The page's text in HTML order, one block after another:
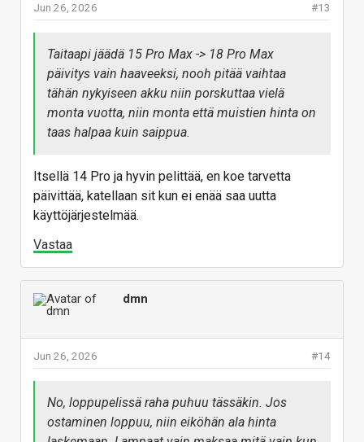
#13
Jun 26, 2026
Taitaapi jäädä 15 Pro Max -> 18 Pro Max
päivitys vain haaveeksi, nooh pitää vaihtaa
tähän nykyiseen akku niin porskuttaa vielä
monta vuotta, niin monta että muistien hinta on
taas halpaa kuin saippua.
Itsellä 14 Pro ja hyvin pelittää, en koe tarvetta
päivittää, katellaan sit kun ei enää saa uutta
käyttöjärjestelmää.
Vastaa
dmn
#14
Jun 26, 2026
No, loppupelissä raha puhuu tässäkin. Jos
ostaminen loppuu, niin eiköhän ala hinta